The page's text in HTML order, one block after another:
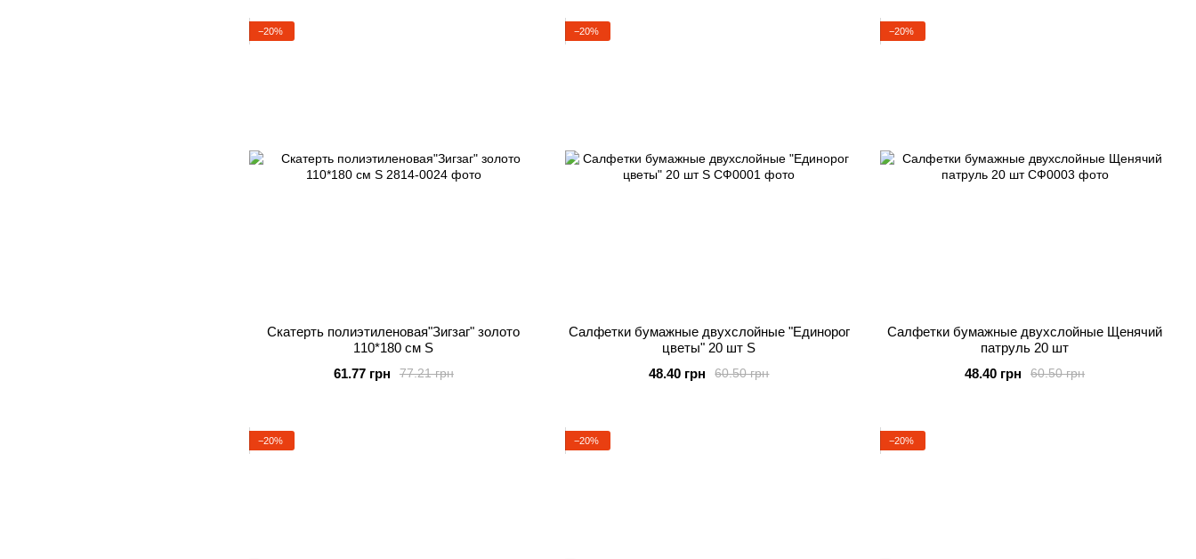
−20%
Скатерть полиэтиленовая"Зигзаг" золото
110*180 см S
77.21 грн
61.77 грн
−20%
Салфетки бумажные двухслойные "Единорог
цветы" 20 шт S
60.50 грн
48.40 грн
−20%
Салфетки бумажные двухслойные Щенячий
патруль 20 шт
60.50 грн
48.40 грн
−20% −20% −20%